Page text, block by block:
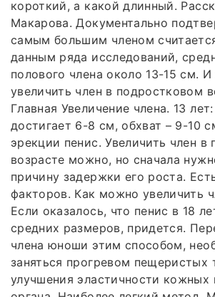
короткий, а какой длинный.
Макарова. Документально
самым большим членом
данным ряда исследований,
полового члена около 13-15 см. И
увеличить член в подростковом
Главная Увеличение члена. 13
достигает 6-8 см, обхват – 9-10
эрекции пенис. Увеличить член в
возрасте можно, но сначала
причину задержки его роста.
факторов. Как можно увеличить
Если оказалось, что пенис в 18
средних размеров, придется.
члена юноши этим способом,
заняться прогревом пещеристых
улучшения эластичности кожных